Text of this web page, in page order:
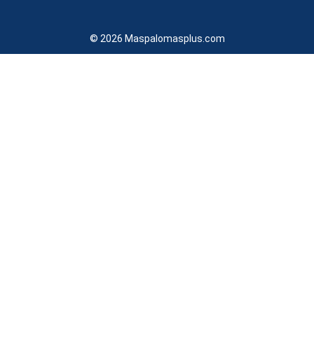
© 2026 Maspalomasplus.com